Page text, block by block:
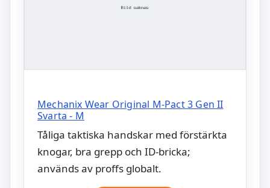
Mechanix Wear Original M-Pact 3 Gen II
Svarta - M
Tåliga taktiska handskar med förstärkta
knogar, bra grepp och ID-bricka;
används av proffs globalt.